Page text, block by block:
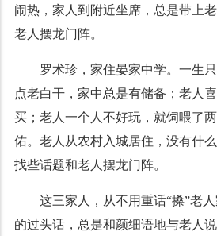
闹热，家人到附近坐席，总是带上
老人摆龙门阵。
罗术珍，家住晏家中学。一生
点老白干，家中总是有储备；老人
买；老人一个人不好玩，就饲喂了
佑。老人从农村入城居住，没有什
找些话题和老人摆龙门阵。
这三家人，从不用重话“搡”老
的过头话，总是和颜细语地与老人